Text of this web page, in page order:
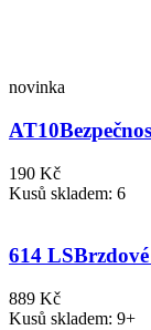
novinka
AT10
190 Kč
Kusů skladem: 6
614 LS
889 Kč
Kusů skladem: 9+